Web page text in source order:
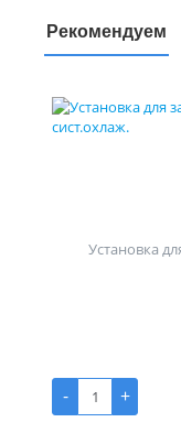
Рекомендуем
Установка
-
+